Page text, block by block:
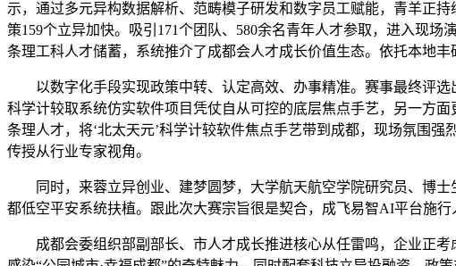
示，通过多元异构数据解析、范畴模子研发和数字员工赋能，青羊正
策159个立异加快。吸引171个团队、580余名青年人才参取，进入现
条理工科人才储蓄，系统推介了成都会人才成长价值生态。依托本地丰
以数字化手段实现政策中转、认定高效、办事精准。赛事最终评选
科学计较取系统仿实软件项目凭仗自从可控的底层焦点手艺，另一方
条理人才，将‘北太天元’科学计较软件焦点手艺带到成都，现场氛围
传授从行业专家视角。
同时，来蓉立异创业、建梦圆梦，大学航天航空学院研究员、博士
都低空平安系统扶植。跟此次大赛宗旨很是契合，成飞易智AI平台施
成都会委组织部副部长、市人才成长推进核心从任雷鸣，企业正考